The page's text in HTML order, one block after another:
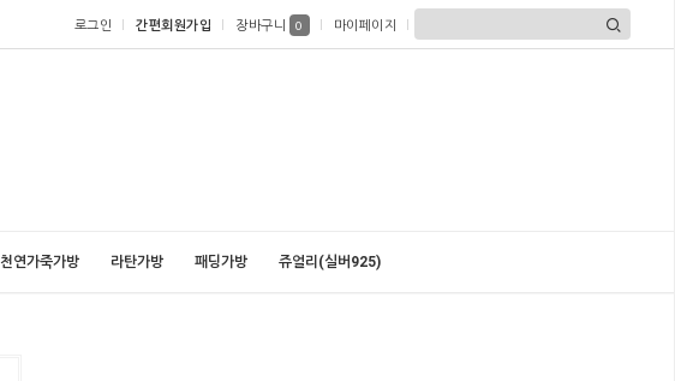
로그인 간편회원가입 장바구니 0 마이페이지
천연가죽가방 라탄가방 패딩가방 쥬얼리(실버925)